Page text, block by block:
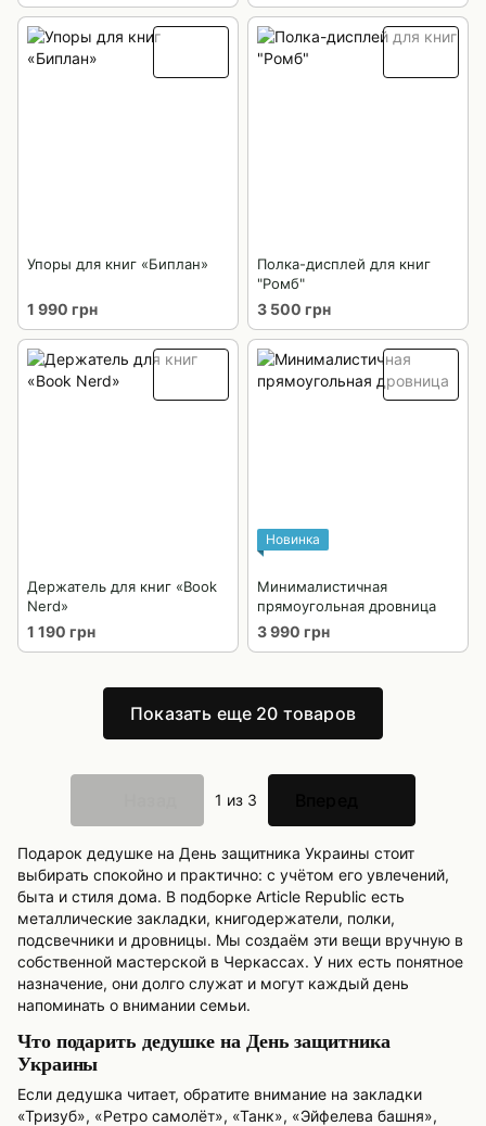
Упоры для книг «Биплан»
1 990 грн
Полка-дисплей для книг
"Ромб"
3 500 грн
Держатель для книг «Book
Nerd»
1 190 грн
Новинка
Минималистичная
прямоугольная дровница
3 990 грн
Показать еще 20 товаров
1 из 3
Подарок дедушке на День защитника Украины стоит
выбирать спокойно и практично: с учётом его увлечений,
быта и стиля дома. В подборке Article Republic есть
металлические закладки, книгодержатели, полки,
подсвечники и дровницы. Мы создаём эти вещи вручную в
собственной мастерской в Черкассах. У них есть понятное
назначение, они долго служат и могут каждый день
напоминать о внимании семьи.
Что подарить дедушке на День защитника
Украины
Если дедушка читает, обратите внимание на закладки
«Тризуб», «Ретро самолёт», «Танк», «Эйфелева башня»,